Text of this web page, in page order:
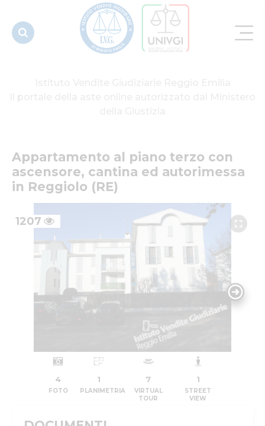
in
Reggiolo...
Appartamento al piano terzo con
ascensore, cantina ed autorimessa
in Reggiolo (RE)
1207
4
FOTO
1
PLANIMETRIA
7
VIRTUAL
TOUR
1
STREET
VIEW